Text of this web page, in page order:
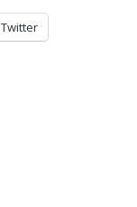
Twitter